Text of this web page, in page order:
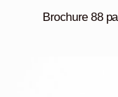
Brochure 88